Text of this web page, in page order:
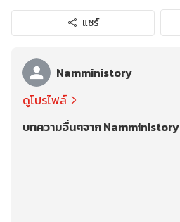
แชร์
Namministory
ดูโปรไฟล์
บทความอื่นๆจาก Namministory